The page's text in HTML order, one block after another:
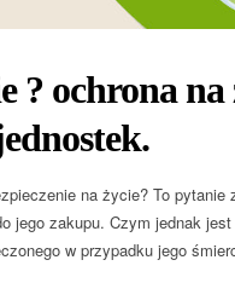
? ochrona
na życie? To
jego zakupu. Czym jednak
w przypadku jego